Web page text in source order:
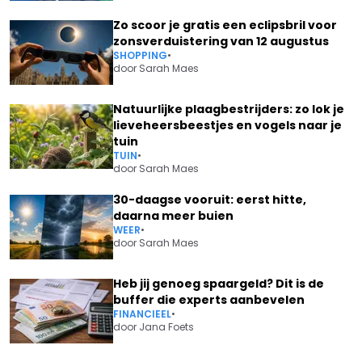
Zo scoor je gratis een eclipsbril voor
zonsverduistering van 12 augustus
SHOPPING•
door Sarah Maes
Natuurlijke plaagbestrijders: zo lok je
lieveheersbeestjes en vogels naar je
tuin
TUIN•
door Sarah Maes
30-daagse vooruit: eerst hitte,
daarna meer buien
WEER•
door Sarah Maes
Heb jij genoeg spaargeld? Dit is de
buffer die experts aanbevelen
FINANCIEEL•
door Jana Foets